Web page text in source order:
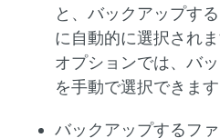
と、バックアップす
に自動的に選択され
オプションでは、バ
を手動で選択できます
バックアップするフ